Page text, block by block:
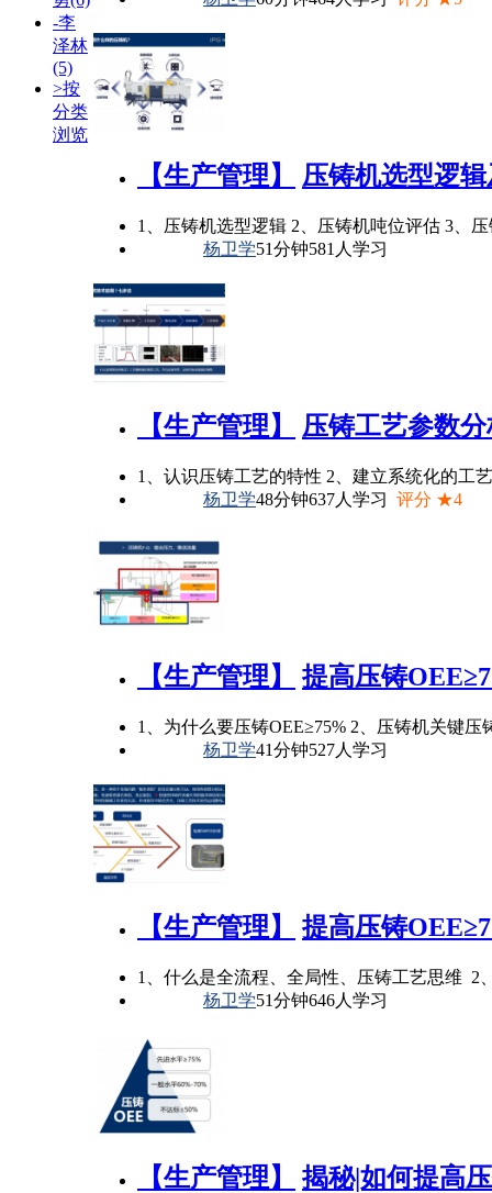
-李
泽林
(5)
>按
分类
浏览
【生产管理】 压铸机选型逻
1、压铸机选型逻辑 2、压铸机吨位评估 3、
51分钟
杨卫学 581人学习
【生产管理】 压铸工艺参数
1、认识压铸工艺的特性 2、建立系统化的工
48分钟
杨卫学 637人学习 评分 ★4
【生产管理】 提高压铸
1、为什么要压铸OEE≥75% 2、压铸机关键压
41分钟
杨卫学 527人学习
【生产管理】 提高压铸
1、什么是全流程、全局性、压铸工艺思维 2
51分钟
杨卫学 646人学习
【生产管理】 揭秘|如何提高